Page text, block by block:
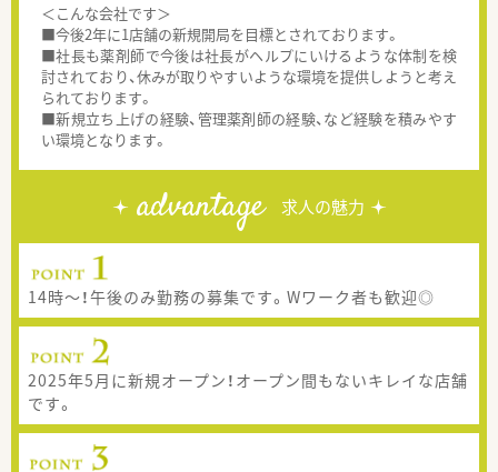
＜こんな会社です＞
■今後2年に1店舗の新規開局を目標とされております。
■社長も薬剤師で今後は社長がヘルプにいけるような体制を検
討されており、休みが取りやすいような環境を提供しようと考え
られております。
■新規立ち上げの経験、管理薬剤師の経験、など経験を積みやす
い環境となります。
advantage 求人の魅力
14時～！午後のみ勤務の募集です。Wワーク者も歓迎◎
2025年5月に新規オープン！オープン間もないキレイな店舗
です。